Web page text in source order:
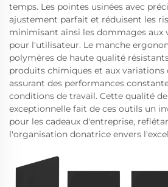
temps. Les pointes usinées avec
ajustement parfait et réduisent les
minimisant ainsi les dommages aux
pour l'utilisateur. Le manche
polymères de haute qualité
produits chimiques et aux variations
assurant des performances
conditions de travail. Cette qualité
exceptionnelle fait de ces outils un
pour les cadeaux d'entreprise,
l'organisation donatrice envers